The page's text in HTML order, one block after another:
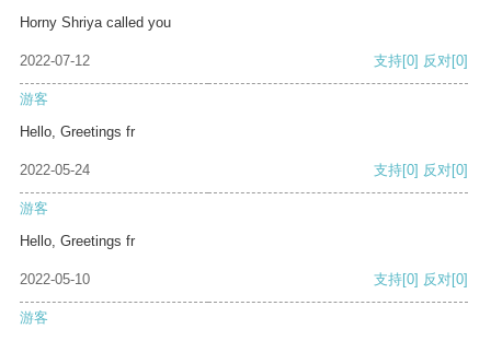
Horny Shriya called you
2022-07-12 支持[0] 反对[0]
游客
Hello, Greetings fr
2022-05-24 支持[0] 反对[0]
游客
Hello, Greetings fr
2022-05-10 支持[0] 反对[0]
游客